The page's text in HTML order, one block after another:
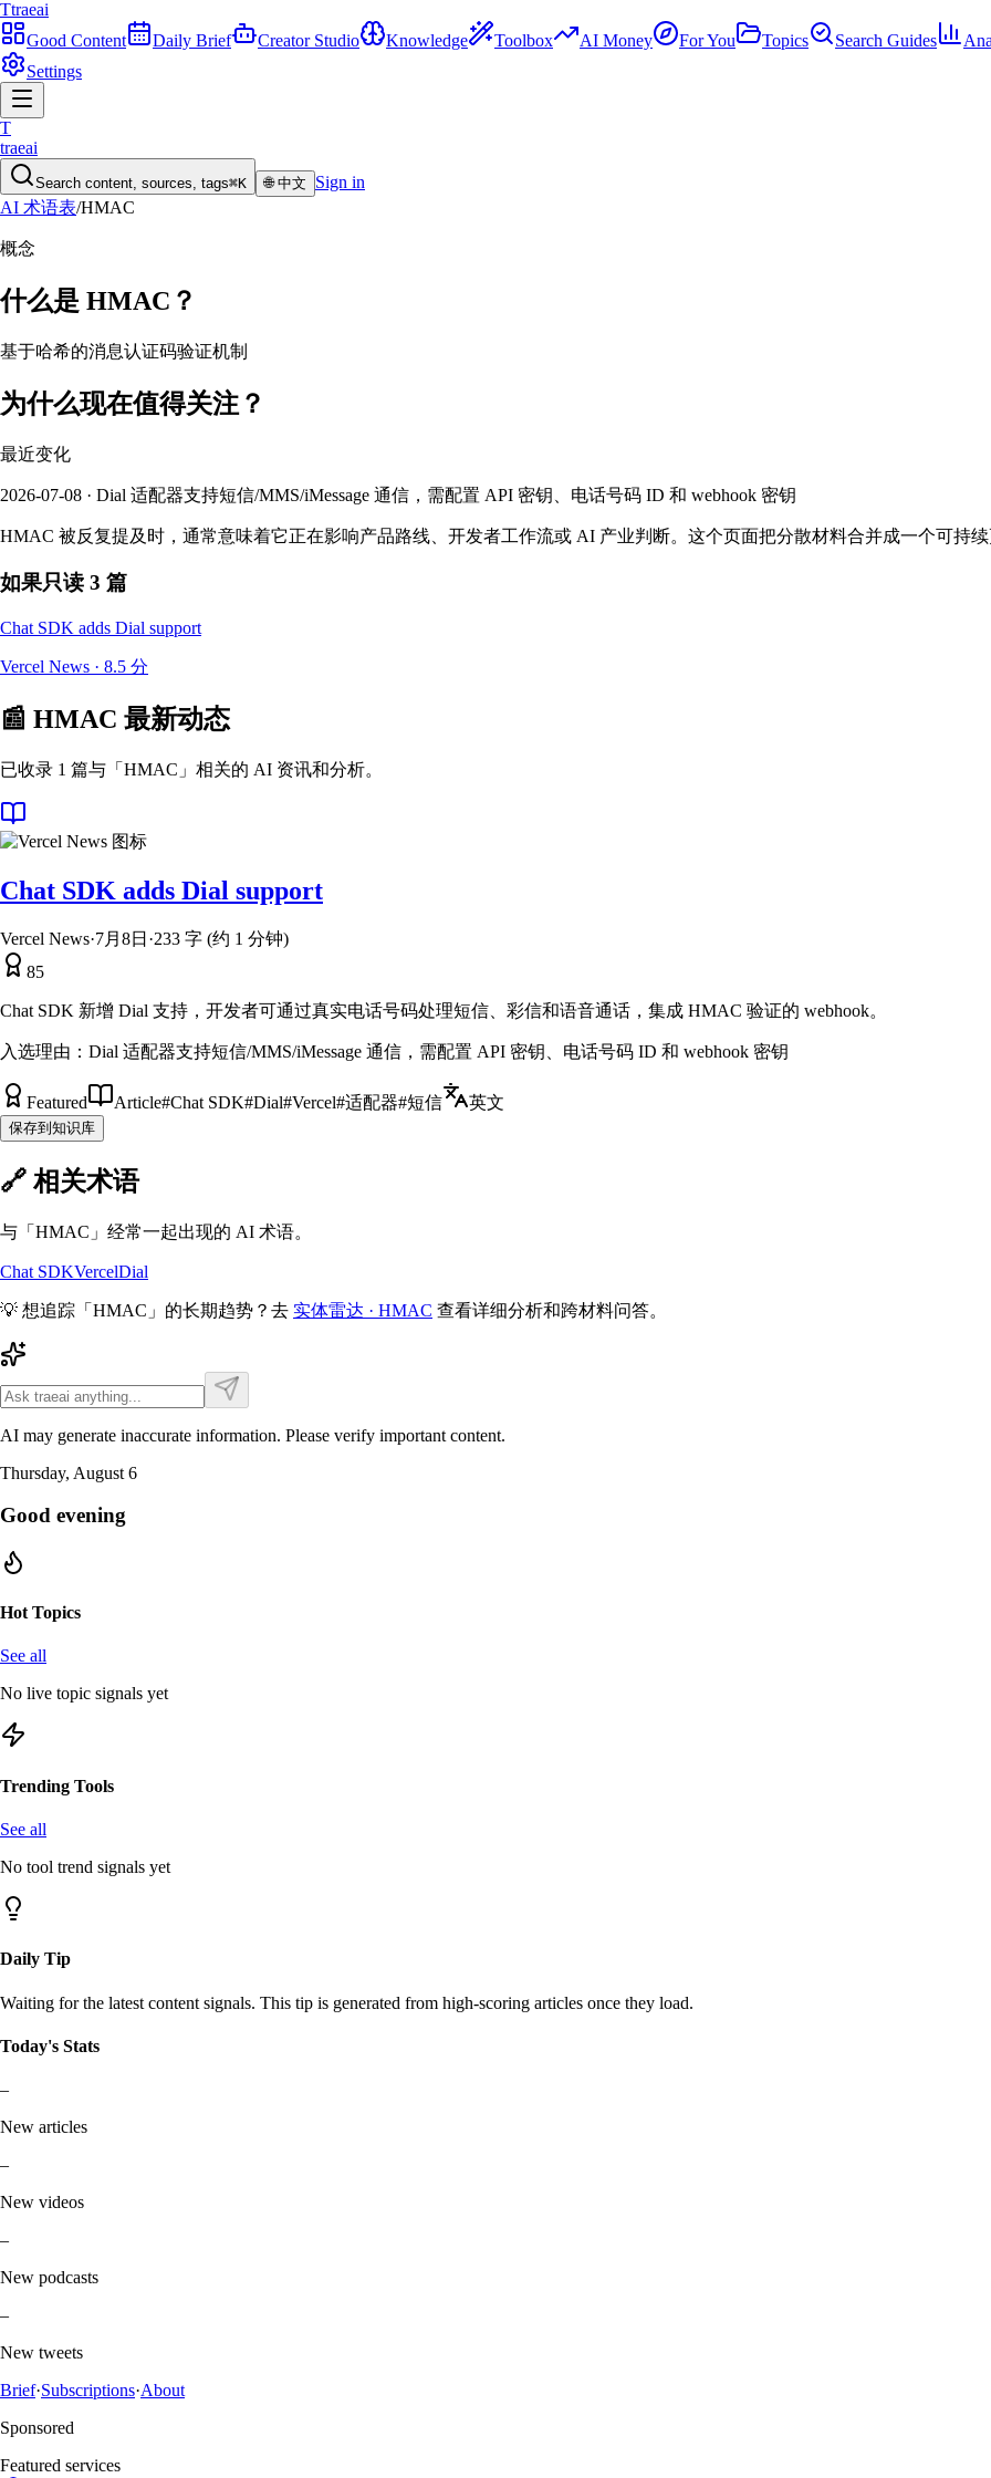
Ttraeai
Good Content
Daily Brief Creator Studio Knowledge Toolbox AI Money For You Topics Search Guides
Settings
T
traeai
Search content, sources, tags⌘K 🌐中文
Sign in
AI 术语表/HMAC
概念
什么是 HMAC ？
基于哈希的消息认证码验证机制
为什么现在值得关注？
最近变化
2026-07-08 · Dial 适配器支持短信/MMS/iMessage 通信，需配置 API 密钥、电话号码 ID 和 webhook 密钥
HMAC 被反复提及时，通常意味着它正在影响产品路线、开发者工作流或 AI 产业判断。这个页面把分散材料合并成一个可持续
如果只读 3 篇
Chat SDK adds Dial support
Vercel News · 8.5 分
📰 HMAC 最新动态
已收录 1 篇与「HMAC」相关的 AI 资讯和分析。
Chat SDK adds Dial support
Vercel News·7月8日 ·233 字 (约 1 分钟)
85
Chat SDK 新增 Dial 支持，开发者可通过真实电话号码处理短信、彩信和语音通话，集成 HMAC 验证的 webhook。
入选理由： Dial 适配器支持短信/MMS/iMessage 通信，需配置 API 密钥、电话号码 ID 和 webhook 密钥
Featured Article#Chat SDK#Dial#Vercel#适配器#短信 英文
保存到知识库
🔗 相关术语
与「 HMAC 」经常一起出现的 AI 术语。
Chat SDKVercelDial
💡 想追踪「 HMAC 」的长期趋势？去 实体雷达 · HMAC 查看详细分析和跨材料问答。
AI may generate inaccurate information. Please verify important content.
Thursday, August 6
Good evening
Hot Topics
See all
No live topic signals yet
Trending Tools
See all
No tool trend signals yet
Daily Tip
Waiting for the latest content signals. This tip is generated from high-scoring articles once they load.
Today's Stats
–
New articles
–
New videos
–
New podcasts
–
New tweets
Brief·Subscriptions·About
Sponsored
Featured services